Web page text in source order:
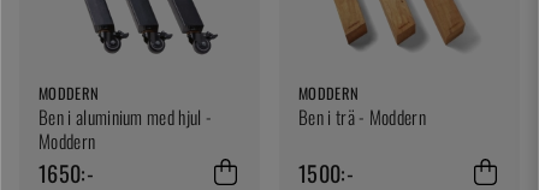
MODDERN
Ben i aluminium med hjul -
Moddern
1650:-
MODDERN
Ben i trä - Moddern
1500:-